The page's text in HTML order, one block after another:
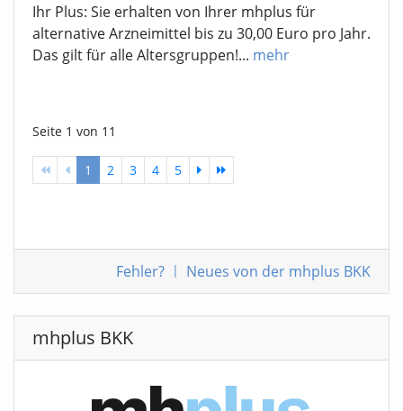
Ihr Plus: Sie erhalten von Ihrer mhplus für
alternative Arzneimittel bis zu 30,00 Euro pro Jahr.
Das gilt für alle Altersgruppen!... mehr
Seite 1 von 11
1 2 3 4 5
Fehler? | Neues von der mhplus BKK
mhplus BKK